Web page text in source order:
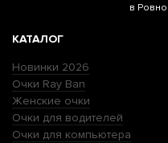
в
КАТАЛОГ
Новинки 2026
Очки Ray Ban
Женские очки
Очки для водителей
Очки для компьютера